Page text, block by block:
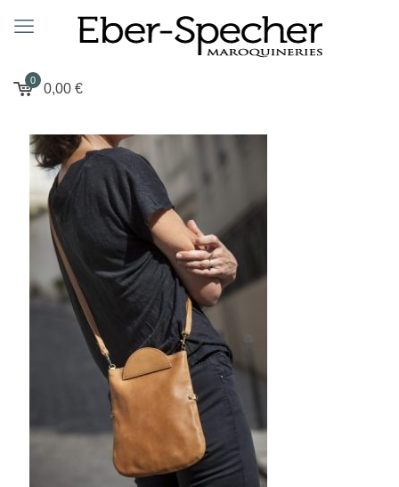
0
0,00 €